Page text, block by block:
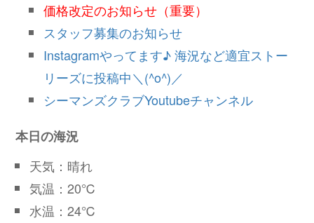
価格改定のお知らせ（重要）
スタッフ募集のお知らせ
Instagramやってます♪ 海況など適宜ストー
リーズに投稿中＼(^o^)／
シーマンズクラブYoutubeチャンネル
本日の海況
天気：晴れ
気温：20℃
水温：24℃